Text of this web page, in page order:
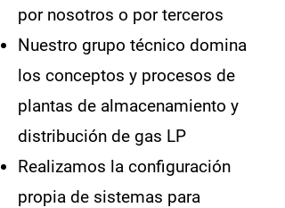
por nosotros o por terceros
Nuestro grupo técnico domina
los conceptos y procesos de
plantas de almacenamiento y
distribución de gas LP
Realizamos la configuración
propia de sistemas para